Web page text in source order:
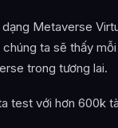
Metaverse
ta sẽ thấy
trong tương lai.
test với hơn 600k